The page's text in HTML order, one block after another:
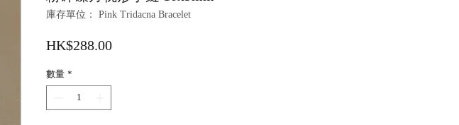
庫存單位： Pink Tridacna Bracelet
HK$288.00價
數量 *